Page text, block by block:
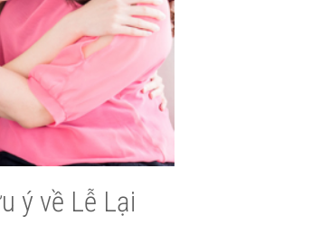
ý về Lễ Lại